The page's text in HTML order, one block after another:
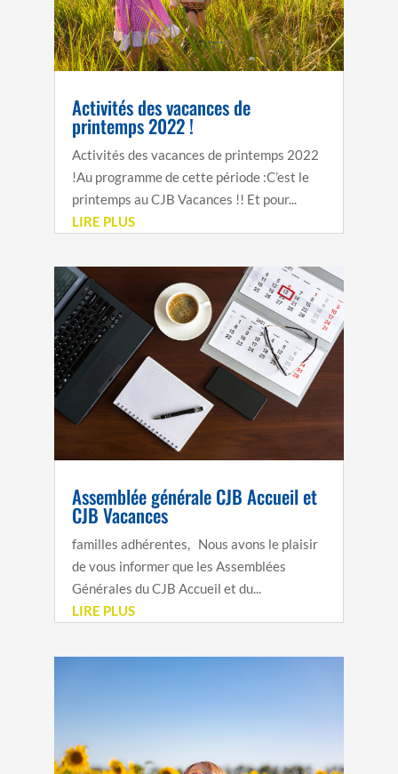
Activités des vacances de
printemps 2022 !
Activités des vacances de printemps 2022
!Au programme de cette période :C’est le
printemps au CJB Vacances !! Et pour...
LIRE PLUS
Assemblée générale CJB Accueil et
CJB Vacances
familles adhérentes, Nous avons le plaisir
de vous informer que les Assemblées
Générales du CJB Accueil et du...
LIRE PLUS